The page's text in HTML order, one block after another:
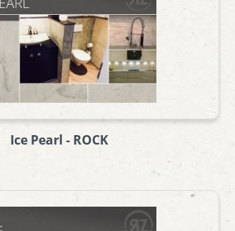
Ice Pearl - ROCK